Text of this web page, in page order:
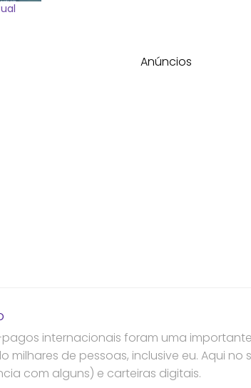
Anúncios
internacionais foram uma
milhares de pessoas, inclusive eu. Aqui
com alguns) e carteiras digitais.